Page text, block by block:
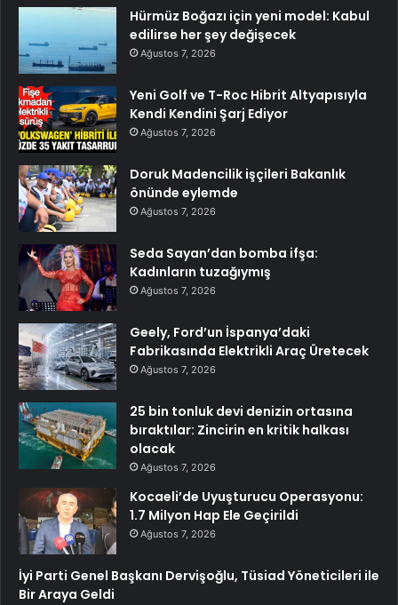
Hürmüz Boğazı için yeni model: Kabul
edilirse her şey değişecek
Ağustos 7, 2026
Yeni Golf ve T-Roc Hibrit Altyapısıyla
Kendi Kendini Şarj Ediyor
Ağustos 7, 2026
Doruk Madencilik işçileri Bakanlık
önünde eylemde
Ağustos 7, 2026
Seda Sayan’dan bomba ifşa:
Kadınların tuzağıymış
Ağustos 7, 2026
Geely, Ford’un İspanya’daki
Fabrikasında Elektrikli Araç Üretecek
Ağustos 7, 2026
25 bin tonluk devi denizin ortasına
bıraktılar: Zincirin en kritik halkası
olacak
Ağustos 7, 2026
Kocaeli’de Uyuşturucu Operasyonu:
1.7 Milyon Hap Ele Geçirildi
Ağustos 7, 2026
İyi Parti Genel Başkanı Dervişoğlu, Tüsiad Yöneticileri ile
Bir Araya Geldi